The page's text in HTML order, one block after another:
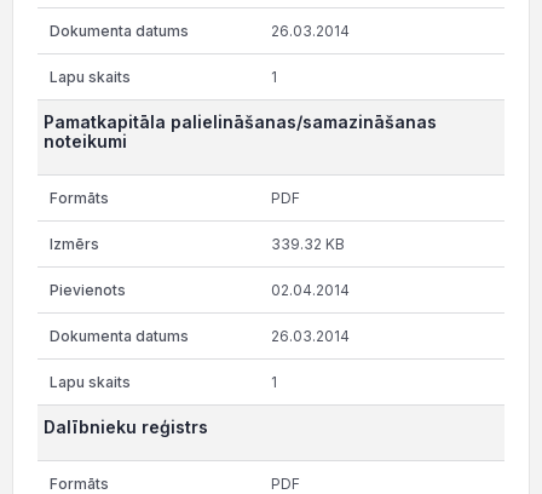
26.03.2014
1
Pamatkapitāla palielināšanas/samazināšanas
noteikumi
PDF
339.32 KB
02.04.2014
26.03.2014
1
Dalībnieku reģistrs
PDF